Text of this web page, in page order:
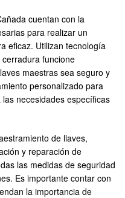
cuentan con la
para realizar un
eficaz. Utilizan tecnología
funcione
maestras sea seguro y
personalizado para
necesidades específicas
de llaves,
y reparación de
las medidas de seguridad
Es importante contar con
la importancia de